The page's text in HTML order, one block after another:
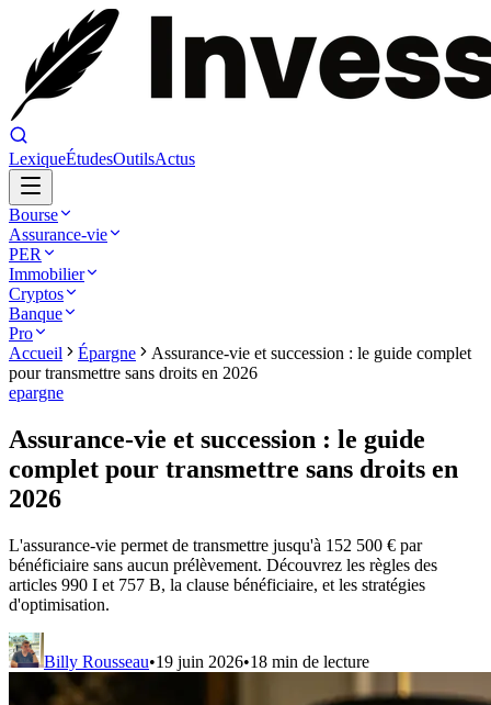
LexiqueÉtudesOutilsActus
Bourse
Assurance-vie
PER
Immobilier
Cryptos
Banque
Pro
Accueil
Épargne
Assurance-vie et succession : le guide complet
pour transmettre sans droits en 2026
epargne
Assurance-vie et succession : le guide
complet pour transmettre sans droits en
2026
L'assurance-vie permet de transmettre jusqu'à 152 500 € par
bénéficiaire sans aucun prélèvement. Découvrez les règles des
articles 990 I et 757 B, la clause bénéficiaire, et les stratégies
d'optimisation.
Billy Rousseau•19 juin 2026•18 min de lecture